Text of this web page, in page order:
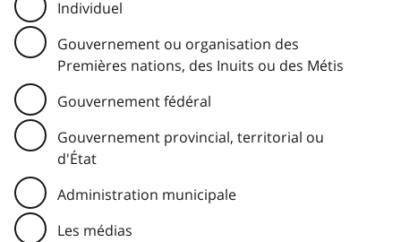
Individuel
Gouvernement ou organisation des
Premières nations, des Inuits ou des Métis
Gouvernement fédéral
Gouvernement provincial, territorial ou
d'État
Administration municipale
Les médias